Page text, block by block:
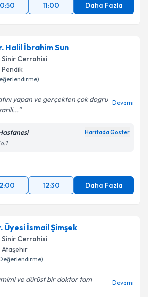
11:00 Daha Fazla
Halil İbrahim Sun
Sinir Cerrahisi
Pendik
yapan ve gerçekten çok dogru Devamı
Haritada Göster
12:30 Daha Fazla
Üyesi İsmail Şimşek
Sinir Cerrahisi
Ataşehir
ve dürüst bir doktor tam
Devamı